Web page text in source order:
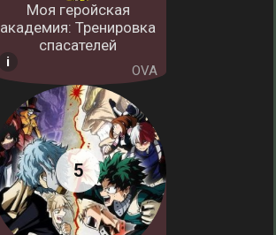
Моя геройская
академия: Тренировка
спасателей
OVA